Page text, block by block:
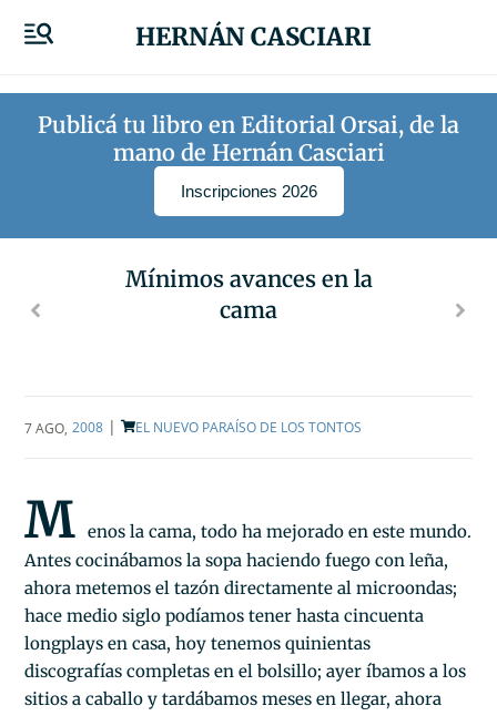
HERNÁN CASCIARI
Publicá tu libro en Editorial Orsai, de la
mano de Hernán Casciari
Inscripciones 2026
Mínimos avances en la
cama
7 AGO, 2008 | EL NUEVO PARAÍSO DE LOS TONTOS
M enos la cama, todo ha mejorado en este mundo.
Antes cocinábamos la sopa haciendo fuego con leña,
ahora metemos el tazón directamente al microondas;
hace medio siglo podíamos tener hasta cincuenta
longplays en casa, hoy tenemos quinientas
discografías completas en el bolsillo; ayer íbamos a los
sitios a caballo y tardábamos meses en llegar, ahora